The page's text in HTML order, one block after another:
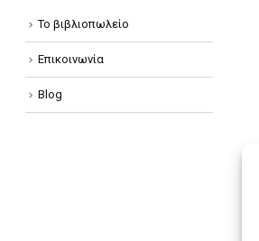
Το βιβλιοπωλείο
Επικοινωνία
Blog